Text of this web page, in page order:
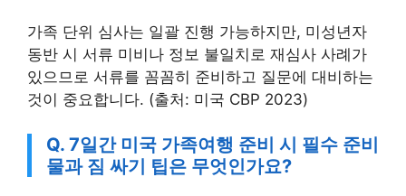
가족 단위 심사는 일괄 진행 가능하지만, 미성년자
동반 시 서류 미비나 정보 불일치로 재심사 사례가
있으므로 서류를 꼼꼼히 준비하고 질문에 대비하는
것이 중요합니다. (출처: 미국 CBP 2023)
Q. 7일간 미국 가족여행 준비 시 필수 준비
물과 짐 싸기 팁은 무엇인가요?